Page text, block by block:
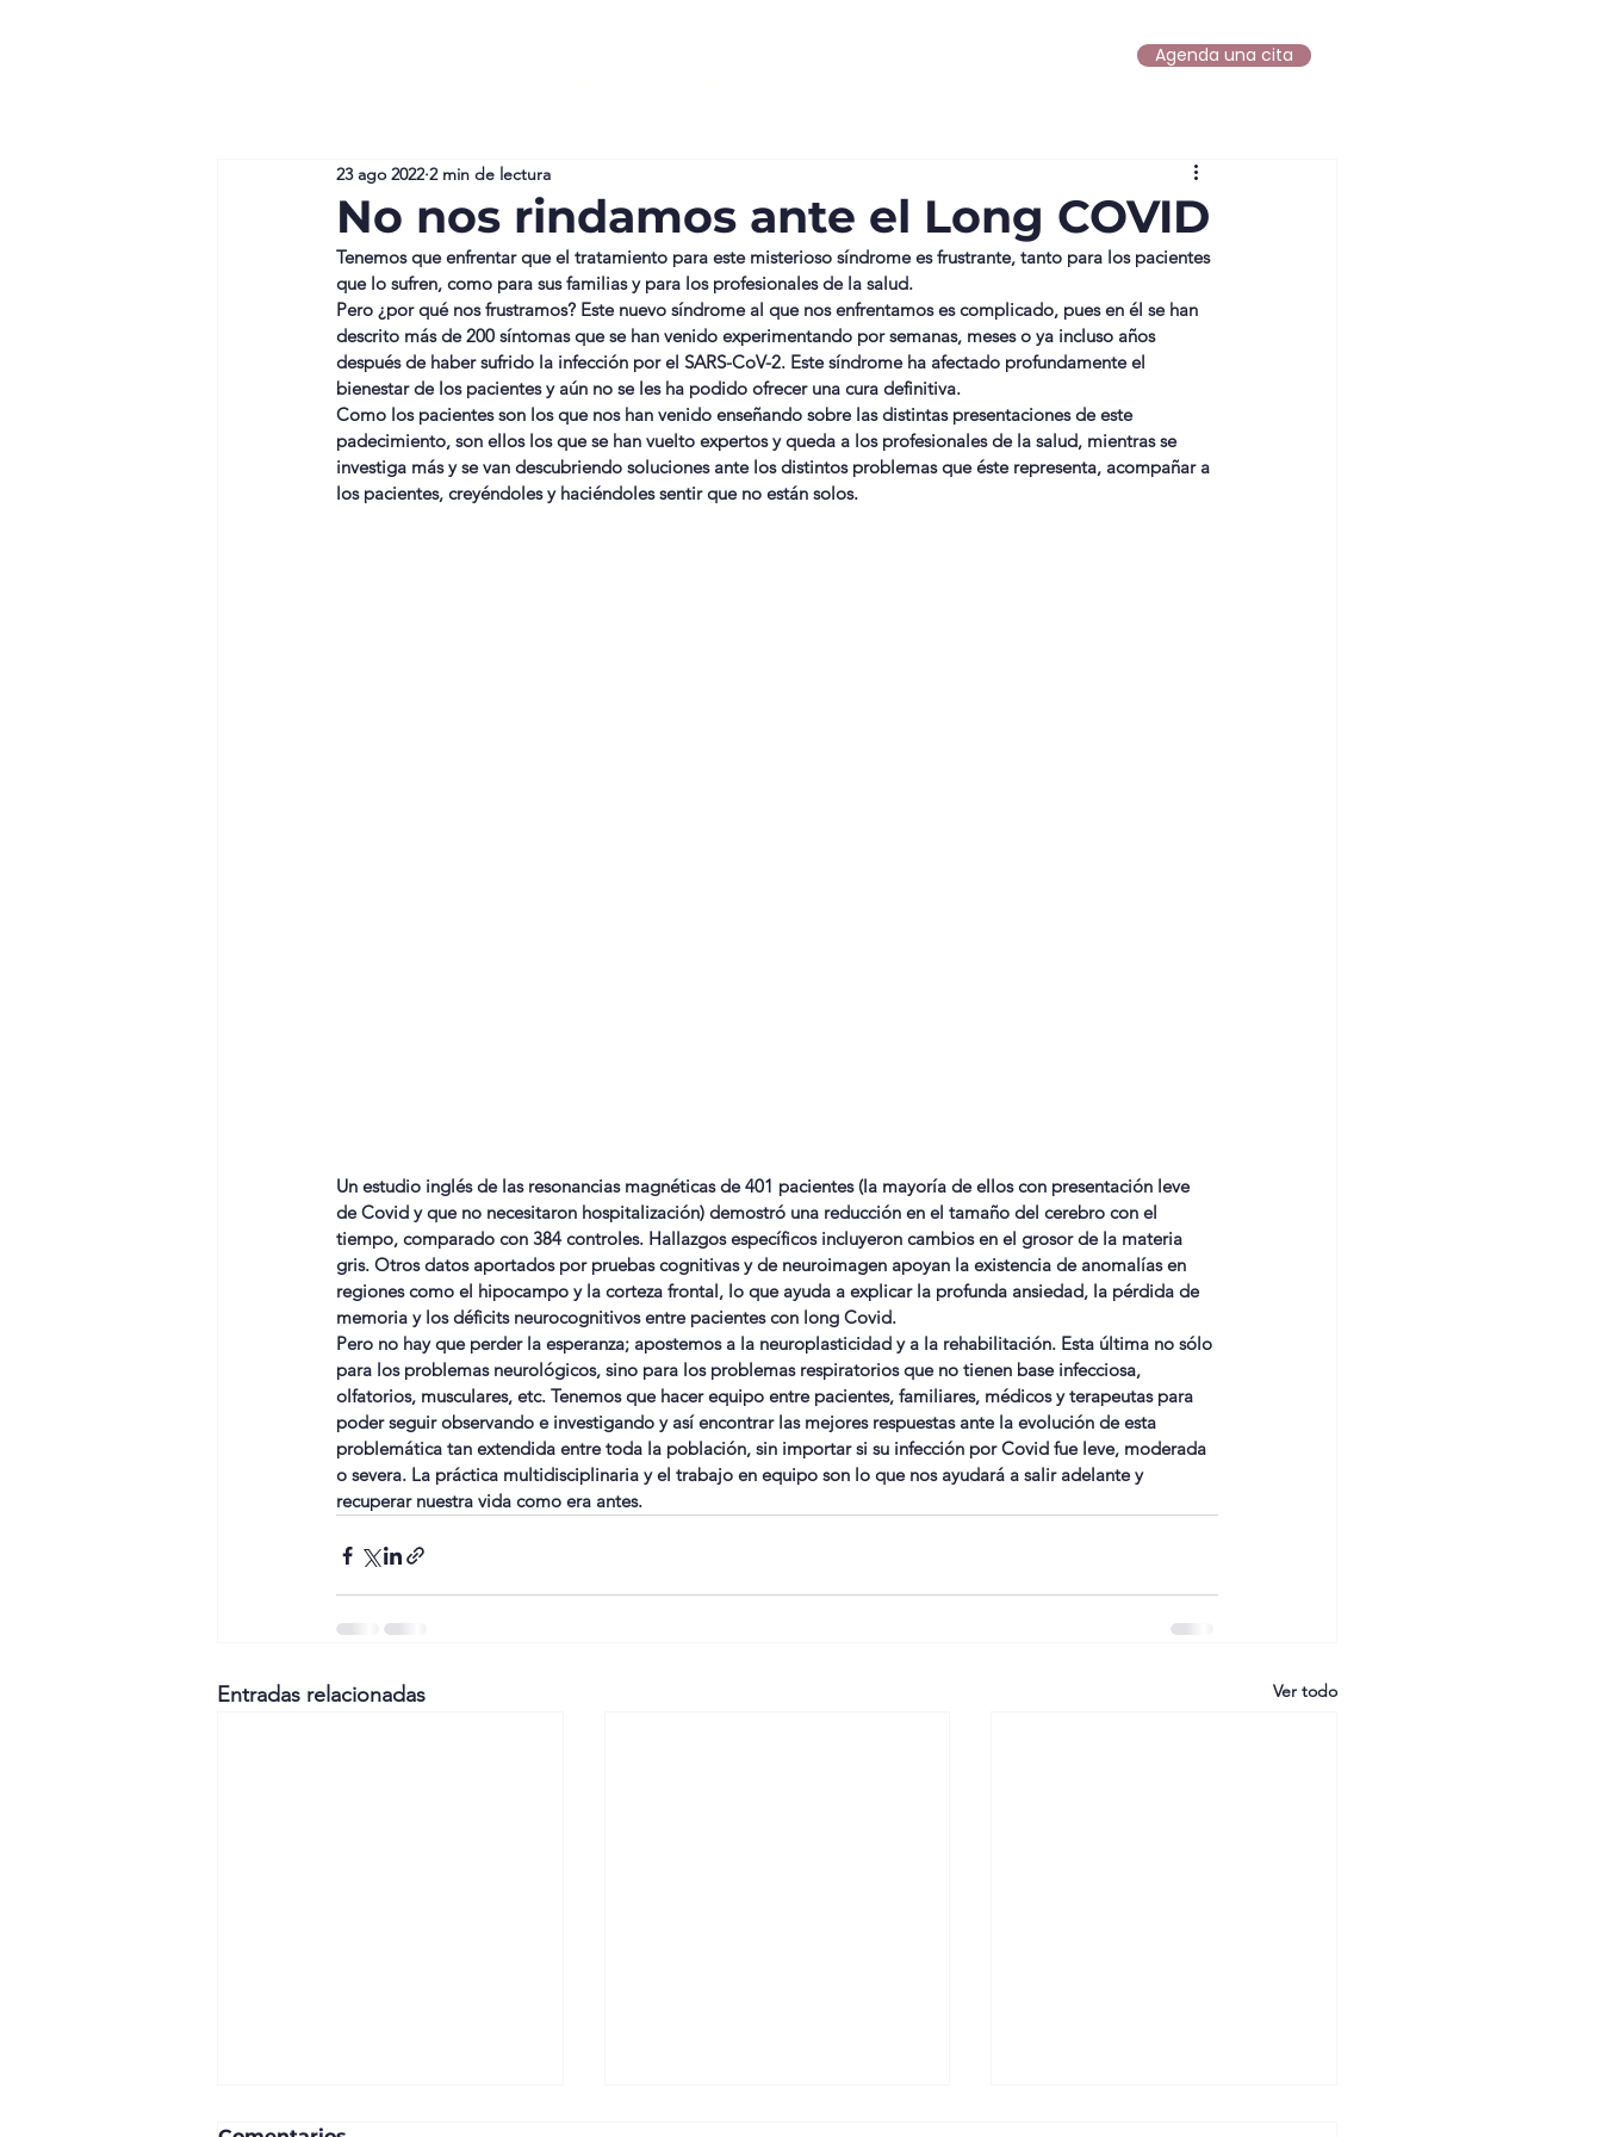
Agenda una cita
No nos rindamos ante el Long COVID
23 ago 2022 2 min de lectura
Tenemos que enfrentar que el tratamiento para este misterioso síndrome es frustrante, tanto para los pacientes
que lo sufren, como para sus familias y para los profesionales de la salud.
Pero ¿por qué nos frustramos? Este nuevo síndrome al que nos enfrentamos es complicado, pues en él se han
descrito más de 200 síntomas que se han venido experimentando por semanas, meses o ya incluso años
después de haber sufrido la infección por el SARS-CoV-2. Este síndrome ha afectado profundamente el
bienestar de los pacientes y aún no se les ha podido ofrecer una cura definitiva.
Como los pacientes son los que nos han venido enseñando sobre las distintas presentaciones de este
padecimiento, son ellos los que se han vuelto expertos y queda a los profesionales de la salud, mientras se
investiga más y se van descubriendo soluciones ante los distintos problemas que éste representa, acompañar a
los pacientes, creyéndoles y haciéndoles sentir que no están solos.
Un estudio inglés de las resonancias magnéticas de 401 pacientes (la mayoría de ellos con presentación leve
de Covid y que no necesitaron hospitalización) demostró una reducción en el tamaño del cerebro con el
tiempo, comparado con 384 controles. Hallazgos específicos incluyeron cambios en el grosor de la materia
gris. Otros datos aportados por pruebas cognitivas y de neuroimagen apoyan la existencia de anomalías en
regiones como el hipocampo y la corteza frontal, lo que ayuda a explicar la profunda ansiedad, la pérdida de
memoria y los déficits neurocognitivos entre pacientes con long Covid.
Pero no hay que perder la esperanza; apostemos a la neuroplasticidad y a la rehabilitación. Esta última no sólo
para los problemas neurológicos, sino para los problemas respiratorios que no tienen base infecciosa,
olfatorios, musculares, etc. Tenemos que hacer equipo entre pacientes, familiares, médicos y terapeutas para
poder seguir observando e investigando y así encontrar las mejores respuestas ante la evolución de esta
problemática tan extendida entre toda la población, sin importar si su infección por Covid fue leve, moderada
o severa. La práctica multidisciplinaria y el trabajo en equipo son lo que nos ayudará a salir adelante y
recuperar nuestra vida como era antes.
Entradas relacionadas Ver todo